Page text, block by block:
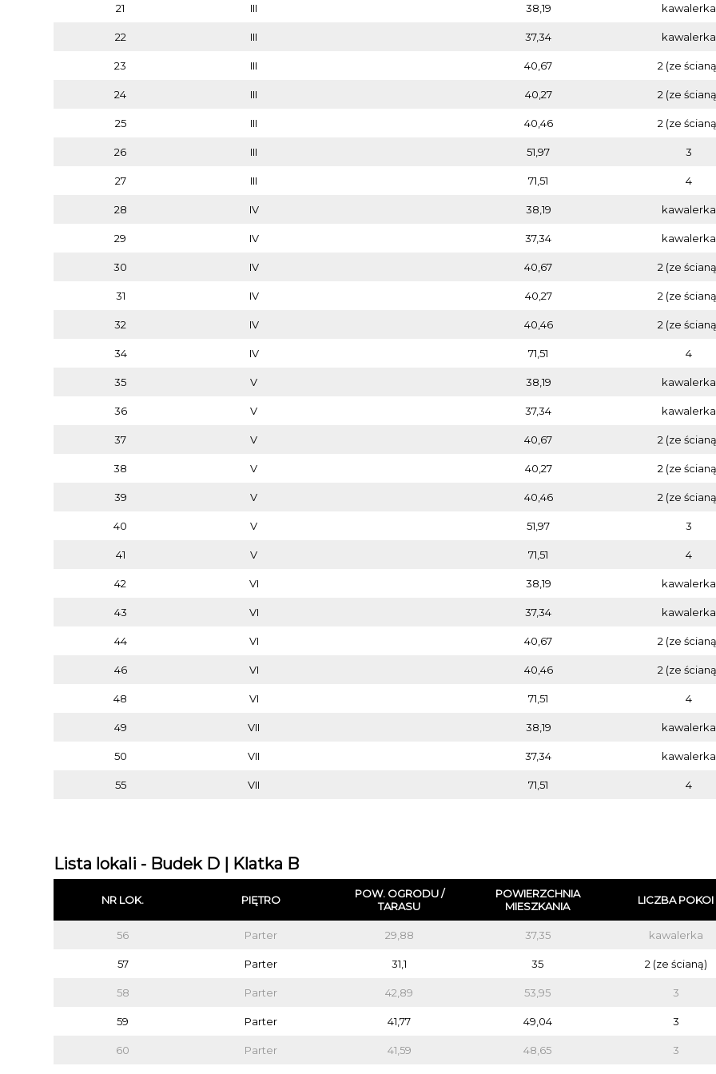
21 III 38,19 kawalerka
22 III 37,34 kawalerka
23 III 40,67 2 (ze
24 III 40,27 2 (ze
25 III 40,46 2 (ze
26 III 51,97 3
27 III 71,51 4
28 IV 38,19 kawalerka
29 IV 37,34 kawalerka
30 IV 40,67 2 (ze
31 IV 40,27 2 (ze
32 IV 40,46 2 (ze
34 IV 71,51 4
35 V 38,19 kawalerka
36 V 37,34 kawalerka
37 V 40,67 2 (ze
38 V 40,27 2 (ze
39 V 40,46 2 (ze
40 V 51,97 3
41 V 71,51 4
42 VI 38,19 kawalerka
43 VI 37,34 kawalerka
44 VI 40,67 2 (ze
46 VI 40,46 2 (ze
48 VI 71,51 4
49 VII 38,19 kawalerka
50 VII 37,34 kawalerka
55 VII 71,51 4
Lista lokali - Budek D | Klatka B
NR LOK. PIĘTRO
POW. OGRODU /
TARASU
POWIERZCHNIA
MIESZKANIA
LICZBA POKOI
56 Parter 29,88 37,35 kawalerka
57 Parter 31,1 35 2 (ze ścianą)
58 Parter 42,89 53,95 3
59 Parter 41,77 49,04 3
60 Parter 41,59 48,65 3